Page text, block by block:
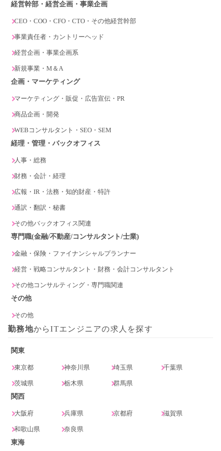
経営幹部・経営企画・事業企画
CEO・COO・CFO・CTO・その他経営幹部
事業責任者・カントリーヘッド
経営企画・事業企画系
新規事業・M＆A
企画・マーケティング
マーケティング・販促・広告宣伝・PR
商品企画・開発
WEBコンサルタント・SEO・SEM
経理・管理・バックオフィス
人事・総務
財務・会計・経理
広報・IR・法務・知的財産・特許
通訳・翻訳・秘書
その他バックオフィス関連
専門職(金融/不動産/コンサルタント/士業)
金融・保険・ファイナンシャルプランナー
経営・戦略コンサルタント・財務・会計コンサルタント
その他コンサルティング・専門職関連
その他
その他
勤務地からITエンジニアの求人を探す
関東
東京都 神奈川県 埼玉県 千葉県
茨城県 栃木県
群馬県
関西
大阪府 兵庫県 京都府 滋賀県
和歌山県
奈良県
東海